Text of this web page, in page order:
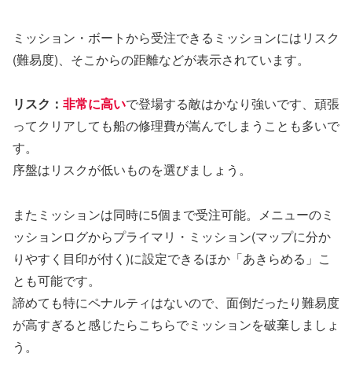
ミッション・ボートから受注できるミッションにはリスク
(難易度)、そこからの距離などが表示されています。
リスク： 非常に高いで登場する敵はかなり強いです、頑張
ってクリアしても船の修理費が嵩んでしまうことも多いで
す。
序盤はリスクが低いものを選びましょう。
またミッションは同時に5個まで受注可能。メニューのミ
ッションログからプライマリ・ミッション(マップに分か
りやすく目印が付く)に設定できるほか「あきらめる」こ
とも可能です。
諦めても特にペナルティはないので、面倒だったり難易度
が高すぎると感じたらこちらでミッションを破棄しましょ
う。